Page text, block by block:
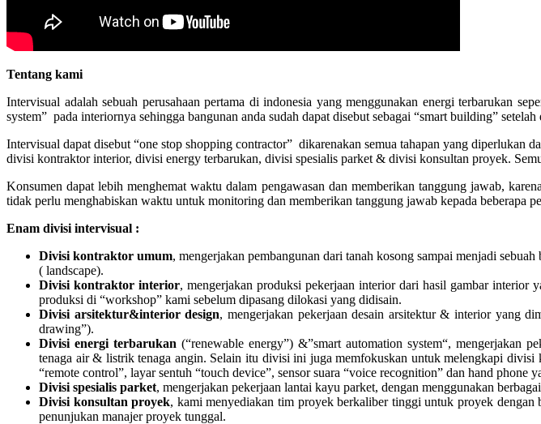
Tentang kami
Intervisual adalah sebuah perusahaan pertama di indonesia yang menggunakan energi terbarukan
system” pada interiornya sehingga bangunan anda sudah dapat disebut sebagai “smart building”
Intervisual dapat disebut “one stop shopping contractor” dikarenakan semua tahapan yang diperlukan
divisi kontraktor interior, divisi energy terbarukan, divisi spesialis parket & divisi konsultan proyek.
Konsumen dapat lebih menghemat waktu dalam pengawasan dan memberikan tanggung jawab,
tidak perlu menghabiskan waktu untuk monitoring dan memberikan tanggung jawab kepada beberapa
Enam divisi intervisual :
Divisi kontraktor umum, mengerjakan pembangunan dari tanah kosong sampai menjadi
( landscape).
Divisi kontraktor interior, mengerjakan produksi pekerjaan interior dari hasil gambar interior
produksi di “workshop” kami sebelum dipasang dilokasi yang didisain.
Divisi arsitektur&interior design, mengerjakan pekerjaan desain arsitektur & interior yang
drawing”).
Divisi energi terbarukan (“renewable energy”) &”smart automation system“, mengerjakan
tenaga air & listrik tenaga angin. Selain itu divisi ini juga memfokuskan untuk melengkapi
“remote control”, layar sentuh “touch device”, sensor suara “voice recognition” dan hand phone
Divisi spesialis parket, mengerjakan pekerjaan lantai kayu parket, dengan menggunakan
Divisi konsultan proyek, kami menyediakan tim proyek berkaliber tinggi untuk proyek
penunjukan manajer proyek tunggal.